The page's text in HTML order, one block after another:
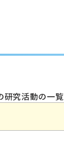
研究活動の一覧